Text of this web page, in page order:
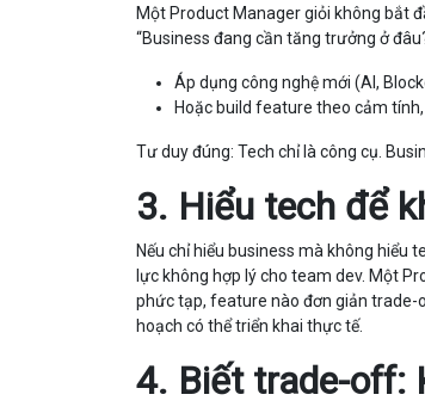
Một Product Manager giỏi không bắt
“Business đang cần tăng trưởng ở
Áp dụng công nghệ mới (AI,
Hoặc build feature theo cảm
Tư duy đúng: Tech chỉ là công cụ.
3. Hiểu tech để
Nếu chỉ hiểu business mà không hiểu
lực không hợp lý cho team dev. Một
phức tạp, feature nào đơn giản trade-
hoạch có thể triển khai thực tế.
4. Biết trade-off: